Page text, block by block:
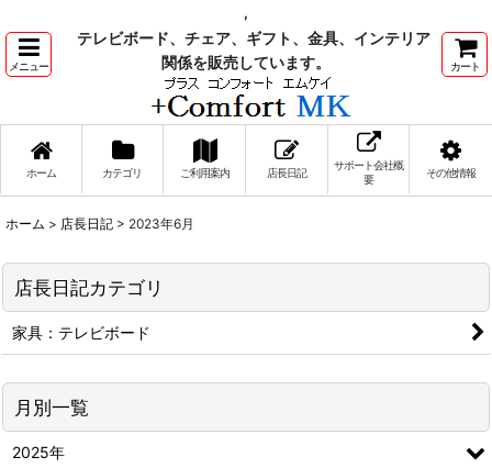
,
メニュー
テレビボード、チェア、ギフト、金具、インテリア
関係を販売しています。
カート
ホーム カテゴリ ご利用案内 店長日記
サポート会社概
要
その他情報
ホーム > 店長日記 > 2023年6月
店長日記カテゴリ
家具：テレビボード
月別一覧
2025年